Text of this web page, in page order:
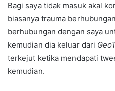
Bagi saya tidak masuk akal
biasanya trauma
berhubungan dengan saya
kemudian dia keluar dari
terkejut ketika mendapati
kemudian.